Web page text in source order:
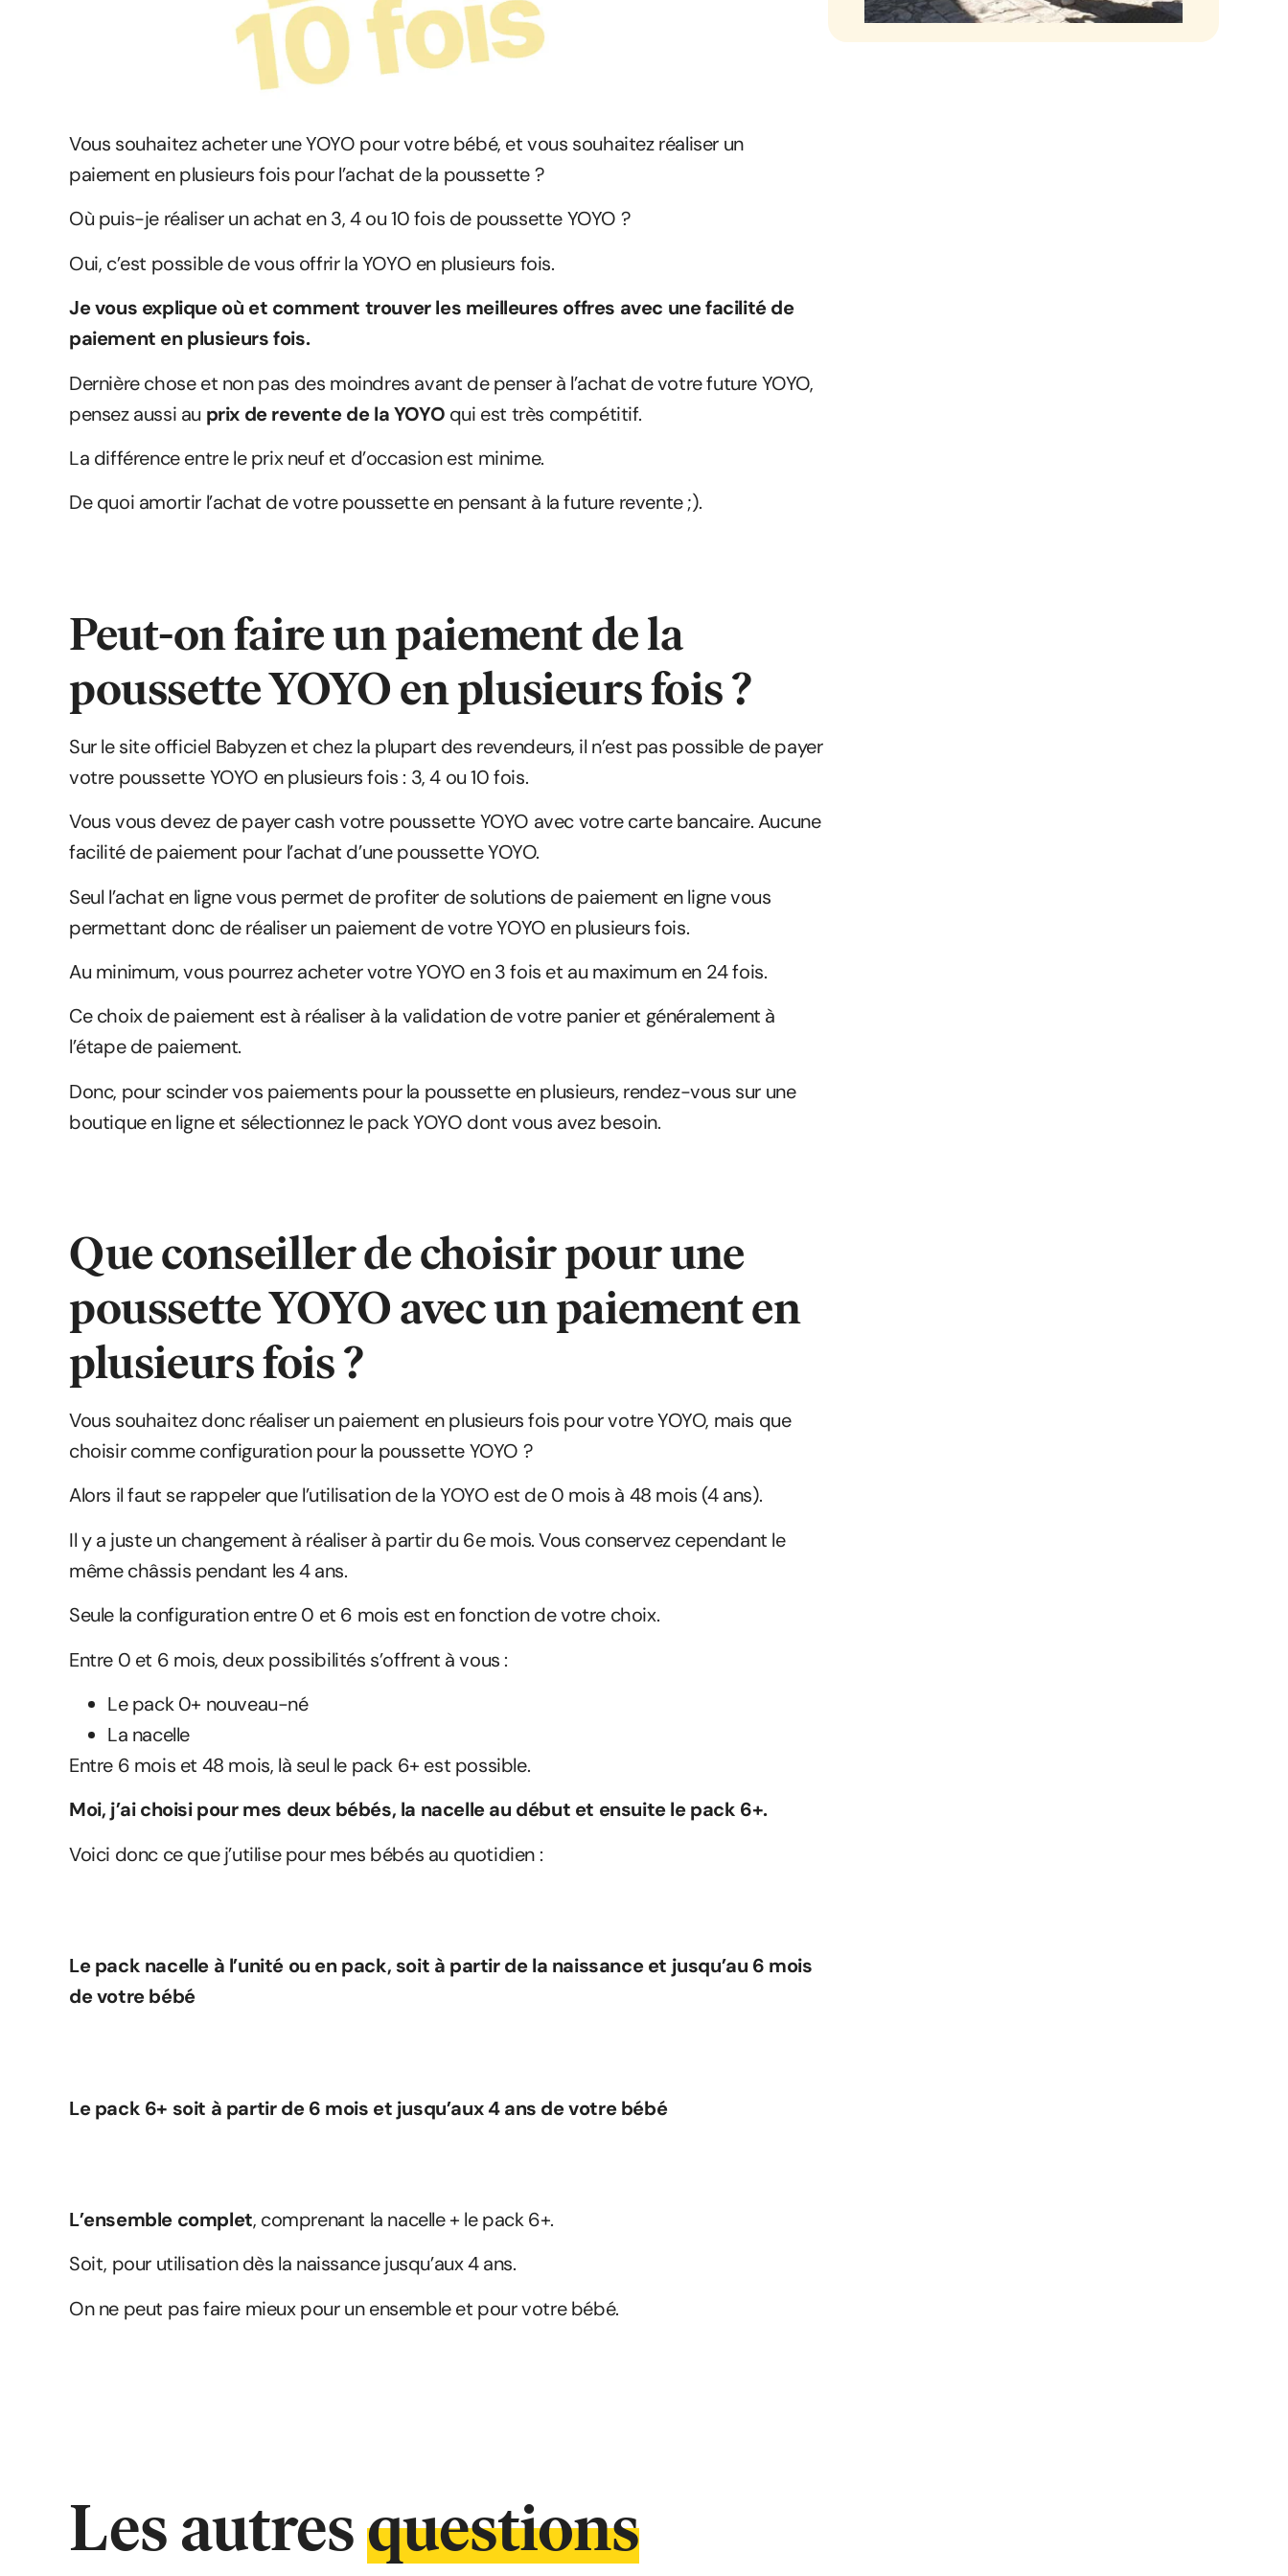
Vous souhaitez acheter une YOYO pour votre bébé, et vous souhaitez réaliser un
paiement en plusieurs fois pour l’achat de la poussette ?
Où puis-je réaliser un achat en 3, 4 ou 10 fois de poussette YOYO ?
Oui, c’est possible de vous offrir la YOYO en plusieurs fois.
Je vous explique où et comment trouver les meilleures offres avec une facilité de
paiement en plusieurs fois.
Dernière chose et non pas des moindres avant de penser à l’achat de votre future YOYO,
pensez aussi au prix de revente de la YOYO qui est très compétitif.
La différence entre le prix neuf et d’occasion est minime.
De quoi amortir l’achat de votre poussette en pensant à la future revente ;).
Peut-on faire un paiement de la
poussette YOYO en plusieurs fois ?
Sur le site officiel Babyzen et chez la plupart des revendeurs, il n’est pas possible de payer
votre poussette YOYO en plusieurs fois : 3, 4 ou 10 fois.
Vous vous devez de payer cash votre poussette YOYO avec votre carte bancaire. Aucune
facilité de paiement pour l’achat d’une poussette YOYO.
Seul l’achat en ligne vous permet de profiter de solutions de paiement en ligne vous
permettant donc de réaliser un paiement de votre YOYO en plusieurs fois.
Au minimum, vous pourrez acheter votre YOYO en 3 fois et au maximum en 24 fois.
Ce choix de paiement est à réaliser à la validation de votre panier et généralement à
l’étape de paiement.
Donc, pour scinder vos paiements pour la poussette en plusieurs, rendez-vous sur une
boutique en ligne et sélectionnez le pack YOYO dont vous avez besoin.
Que conseiller de choisir pour une
poussette YOYO avec un paiement en
plusieurs fois ?
Vous souhaitez donc réaliser un paiement en plusieurs fois pour votre YOYO, mais que
choisir comme configuration pour la poussette YOYO ?
Alors il faut se rappeler que l’utilisation de la YOYO est de 0 mois à 48 mois (4 ans).
Il y a juste un changement à réaliser à partir du 6e mois. Vous conservez cependant le
même châssis pendant les 4 ans.
Seule la configuration entre 0 et 6 mois est en fonction de votre choix.
Entre 0 et 6 mois, deux possibilités s’offrent à vous :
Le pack 0+ nouveau-né
La nacelle
Entre 6 mois et 48 mois, là seul le pack 6+ est possible.
Moi, j’ai choisi pour mes deux bébés, la nacelle au début et ensuite le pack 6+.
Voici donc ce que j’utilise pour mes bébés au quotidien :
Le pack nacelle à l’unité ou en pack, soit à partir de la naissance et jusqu’au 6 mois
de votre bébé
Le pack 6+ soit à partir de 6 mois et jusqu’aux 4 ans de votre bébé
L’ensemble complet, comprenant la nacelle + le pack 6+.
Soit, pour utilisation dès la naissance jusqu’aux 4 ans.
On ne peut pas faire mieux pour un ensemble et pour votre bébé.
Les autresquestions